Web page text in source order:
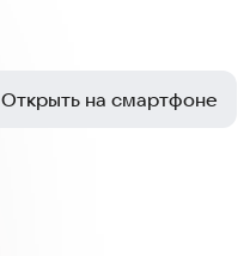
Открыть на смартфоне